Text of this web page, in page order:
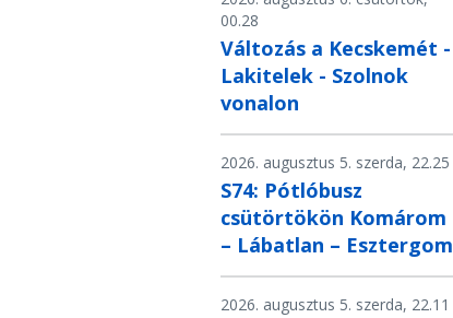
00.28
Változás a Kecskemét -
Lakitelek - Szolnok
vonalon
2026. augusztus 5. szerda, 22.25
S74: Pótlóbusz
csütörtökön Komárom
– Lábatlan – Esztergom
2026. augusztus 5. szerda, 22.11